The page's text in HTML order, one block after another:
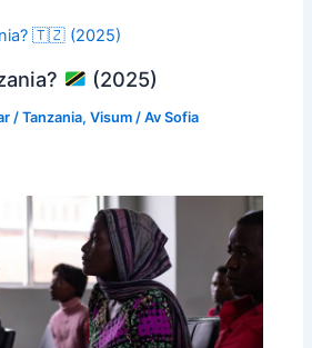
(2025)
/Tanzania,Visum / Av Sofia